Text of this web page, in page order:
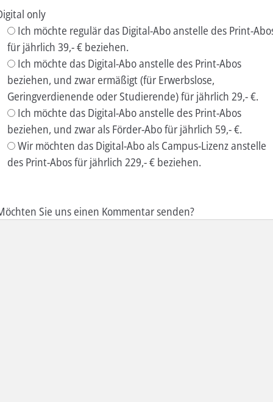
only
Ich möchte regulär das Digital-Abo anstelle des Print-
für jährlich 39,- € beziehen.
Ich möchte das Digital-Abo anstelle des Print-Abos
beziehen, und zwar ermäßigt (für Erwerbslose,
Geringverdienende oder Studierende) für jährlich 29,- €.
Ich möchte das Digital-Abo anstelle des Print-Abos
beziehen, und zwar als Förder-Abo für jährlich 59,- €.
Wir möchten das Digital-Abo als Campus-Lizenz anstelle
des Print-Abos für jährlich 229,- € beziehen.
Sie uns einen Kommentar senden?